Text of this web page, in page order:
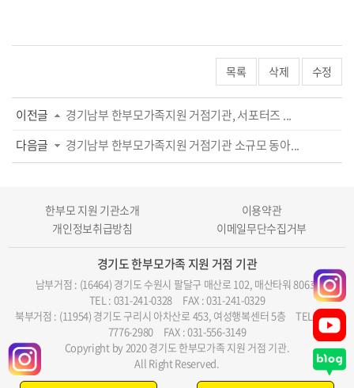
목록 삭제 수정
이전글
경기남부 한부모가족지원 거점기관, 서포터즈 ...
다음글
경기남부 한부모가족지원 거점기관 소규모 동아...
한부모 지원 기관소개
이용약관
개인정보취급방침
이메일무단수집거부
경기도 한부모가족 지원 거점 기관
남부거점 : (16464) 경기도 수원시 팔달구 매산로 102, 매산타워 806호
TEL : 031-241-0328
FAX : 031-241-0329
북부거점 : (11954) 경기도 구리시 아차산로 453, 여성행복센터 5층
TEL : 070-
7776-2980
FAX : 031-556-3149
Copyright by 2020 경기도 한부모가족 지원 거점 기관.
All Right Reserved.